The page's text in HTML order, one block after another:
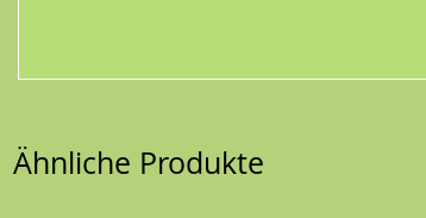
Ähnliche Produkte